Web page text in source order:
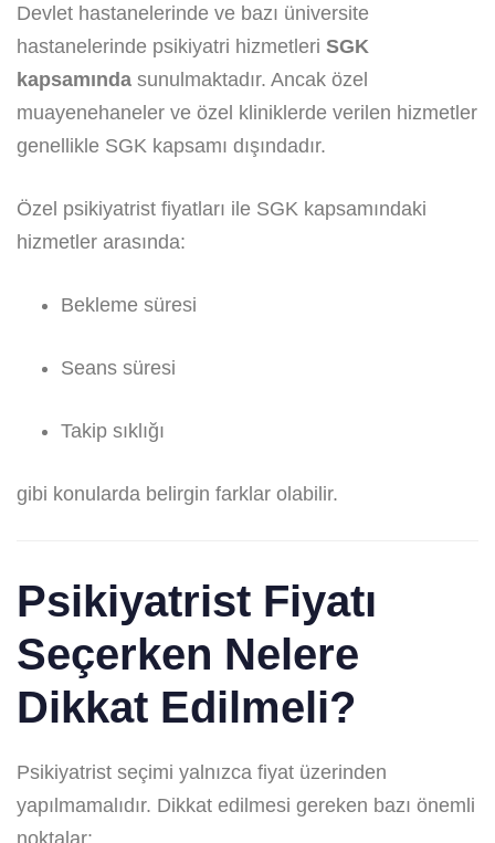
Devlet hastanelerinde ve bazı üniversite
hastanelerinde psikiyatri hizmetleri SGK
kapsamında sunulmaktadır. Ancak özel
muayenehaneler ve özel kliniklerde verilen hizmetler
genellikle SGK kapsamı dışındadır.
Özel psikiyatrist fiyatları ile SGK kapsamındaki
hizmetler arasında:
Bekleme süresi
Seans süresi
Takip sıklığı
gibi konularda belirgin farklar olabilir.
Psikiyatrist Fiyatı
Seçerken Nelere
Dikkat Edilmeli?
Psikiyatrist seçimi yalnızca fiyat üzerinden
yapılmamalıdır. Dikkat edilmesi gereken bazı önemli
noktalar: